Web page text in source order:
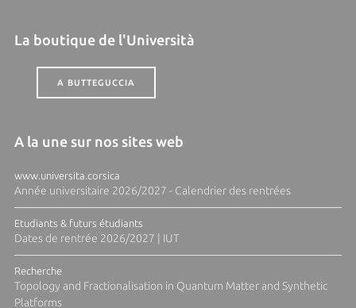
La boutique de l'Università
A BUTTEGUCCIA
A la une sur nos sites web
www.universita.corsica
Année universitaire 2026/2027 - Calendrier des rentrées
Etudiants & futurs étudiants
Dates de rentrée 2026/2027 | IUT
Recherche
Topology and Fractionalisation in Quantum Matter and Synthetic
Platforms